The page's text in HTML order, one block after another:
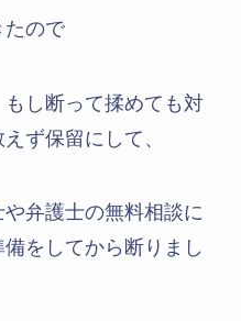
たので
し断って揉めても対
ず保留にして、
弁護士の無料相談に
をしてから断りまし